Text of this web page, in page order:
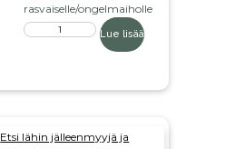
rasvaiselle/ongelmaiholle
Lue lisää
Etsi lähin jälleenmyyjä ja